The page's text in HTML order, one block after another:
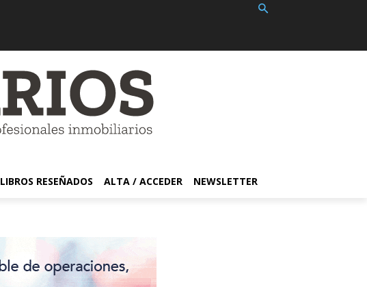
LIBROS RESEÑADOS ALTA / ACCEDER NEWSLETTER